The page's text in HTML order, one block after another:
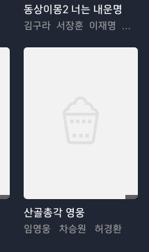
동상이몽2 너는 내운명
김구라 서장훈 이재명 추자현 김수용 김혜경 우효광 김진아
산골총각 영웅
임영웅 차승원 허경환